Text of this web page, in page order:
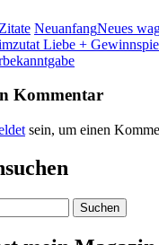
Zitate NeuanfangNeues
Liebe +
Kommentar
sein, um einen